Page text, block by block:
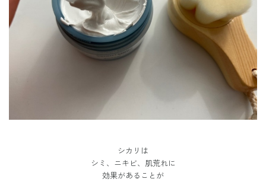
シカリは
シミ、ニキビ、肌荒れに
効果があることが